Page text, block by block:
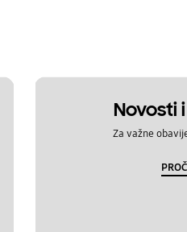
Novosti
Za važne